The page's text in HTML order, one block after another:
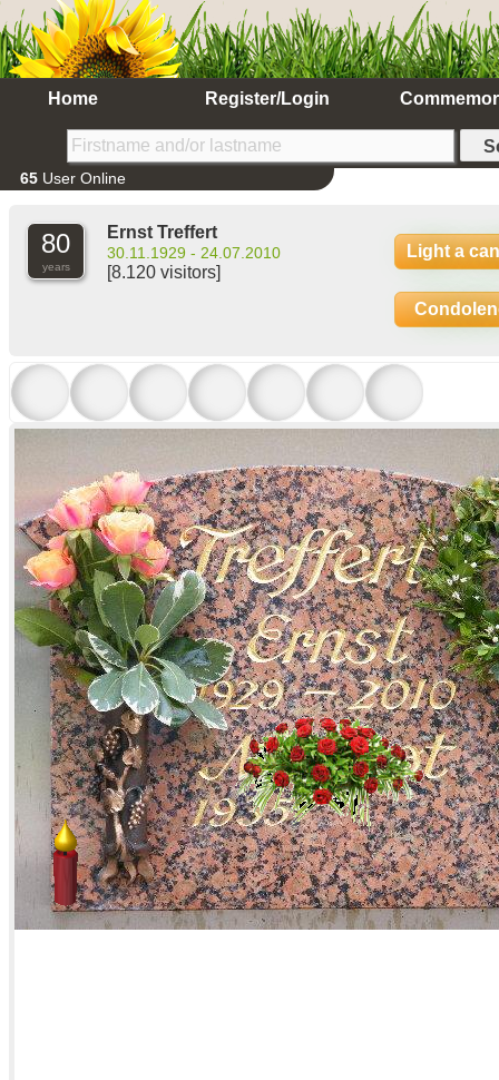
Home Register/Login
65 User Online
80
years
Ernst Treffert
30.11.1929 - 24.07.2010
[8.120 visitors]
Light a